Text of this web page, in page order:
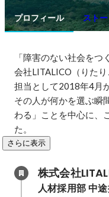
プロフィール スト
「障害のない社会を
会社LITALICO（りた
担当として2018年4月
その人が何かを選ぶ瞬
わる」ことを中心に、
た。
さらに表示
株式会社
人材採用部 中